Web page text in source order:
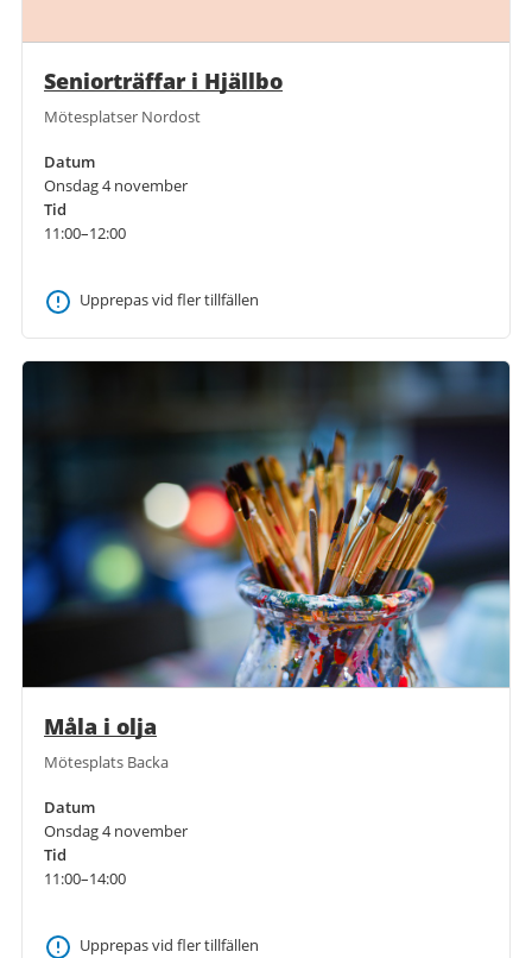
Seniorträffar i Hjällbo
Mötesplatser Nordost
Datum
Onsdag 4 november
Tid
11:00–12:00
Upprepas vid fler tillfällen
Måla i olja
Mötesplats Backa
Datum
Onsdag 4 november
Tid
11:00–14:00
Upprepas vid fler tillfällen